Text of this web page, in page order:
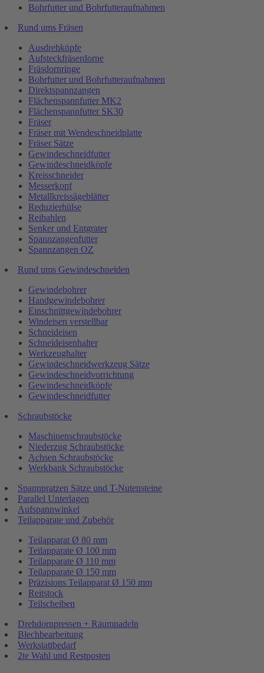
Bohrfutter und Bohrfutteraufnahmen
Rund ums Fräsen
Ausdrehköpfe
Aufsteckfräserdorne
Fräsdornringe
Bohrfutter und Bohrfutteraufnahmen
Direktspannzangen
Flächenspannfutter MK2
Flächenspannfutter SK30
Fräser
Fräser mit Wendeschneidplatte
Fräser Sätze
Gewindeschneidfutter
Gewindeschneidköpfe
Kreisschneider
Messerkopf
Metallkreissägeblätter
Reduzierhülse
Reibahlen
Senker und Entgrater
Spannzangenfutter
Spannzangen OZ
Rund ums Gewindeschneiden
Gewindebohrer
Handgewindebohrer
Einschnittgewindebohrer
Windeisen verstellbar
Schneideisen
Schneideisenhalter
Werkzeughalter
Gewindeschneidwerkzeug Sätze
Gewindeschneidvorrichtung
Gewindeschneidköpfe
Gewindeschneidfutter
Schraubstöcke
Maschinenschraubstöcke
Niederzug Schraubstöcke
Achsen Schraubstöcke
Werkbank Schraubstöcke
Spannpratzen Sätze und T-Nutensteine
Parallel Unterlagen
Aufspannwinkel
Teilapparate und Zubehör
Teilapparat Ø 80 mm
Teilapparate Ø 100 mm
Teilapparate Ø 110 mm
Teilapparate Ø 150 mm
Präzisions Teilapparat Ø 150 mm
Reitstock
Teilscheiben
Drehdornpressen + Räumnadeln
Blechbearbeitung
Werkstattbedarf
2te Wahl und Restposten